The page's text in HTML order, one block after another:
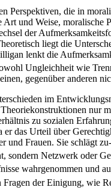
die in
und Weise,
der
liegt die
lenkt die
Ungleichheit wie
gegenüber anderen
im
nur
zu sozialen
das Urteil über
und Frauen. Sie
sondern Netzwerk oder
wahrgenommen und
der Einigung, wie